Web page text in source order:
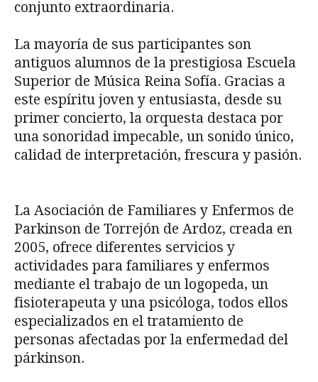
conjunto extraordinaria.
La mayoría de sus participantes son
antiguos alumnos de la prestigiosa Escuela
Superior de Música Reina Sofía. Gracias a
este espíritu joven y entusiasta, desde su
primer concierto, la orquesta destaca por
una sonoridad impecable, un sonido único,
calidad de interpretación, frescura y pasión.
La Asociación de Familiares y Enfermos de
Parkinson de Torrejón de Ardoz, creada en
2005, ofrece diferentes servicios y
actividades para familiares y enfermos
mediante el trabajo de un logopeda, un
fisioterapeuta y una psicóloga, todos ellos
especializados en el tratamiento de
personas afectadas por la enfermedad del
párkinson.